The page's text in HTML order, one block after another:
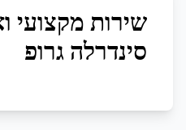
שירות מקצועי
סינדרלה גרופ